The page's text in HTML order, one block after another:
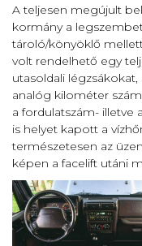
A teljesen megújult
kormány a
tároló/könyöklő
volt rendelhető egy
utasoldali
analóg kilométer
a fordulatszám- illetve
is helyet kapott a
természetesen az
képen a facelift utáni